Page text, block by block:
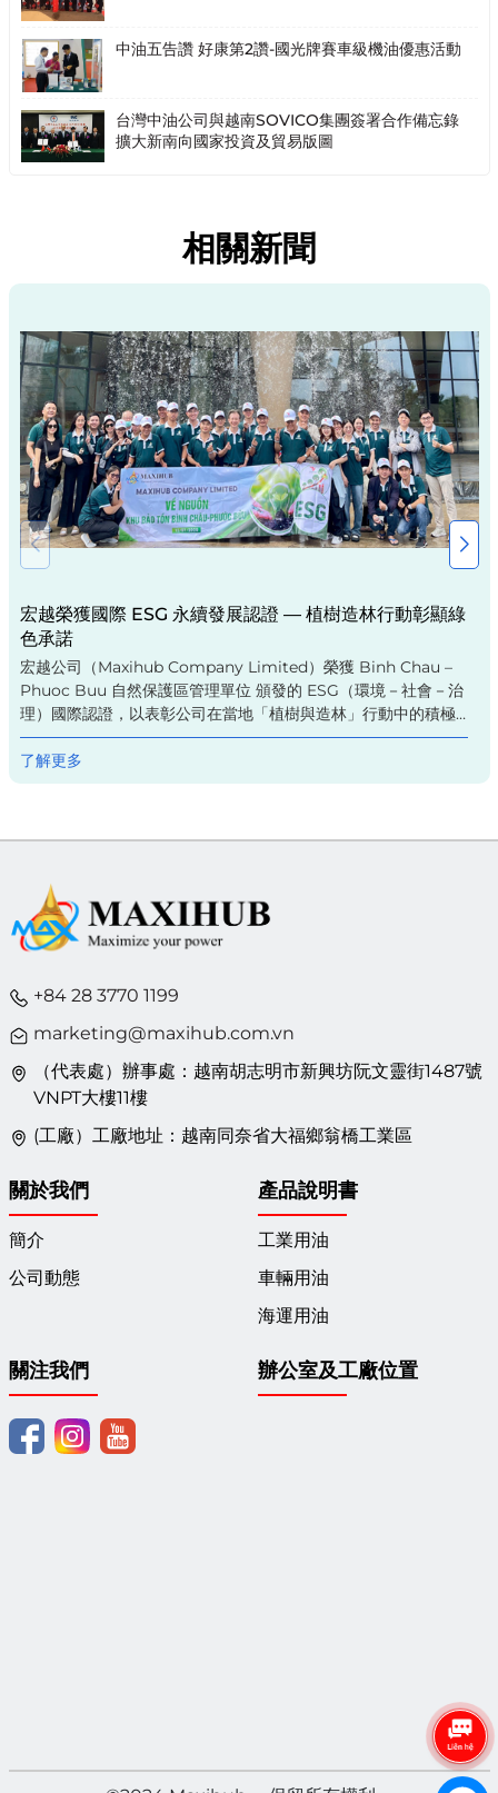
中油五告讚 好康第2讚-國光牌賽車級機油優惠活動
台灣中油公司與越南SOVICO集團簽署合作備忘錄
擴大新南向國家投資及貿易版圖
相關新聞
宏越榮獲國際 ESG 永續發展認證 — 植樹造林行動彰顯綠
色承諾
宏越公司（Maxihub Company Limited）榮獲 Binh Chau –
Phuoc Buu 自然保護區管理單位 頒發的 ESG（環境－社會－治
理）國際認證，以表彰公司在當地「植樹與造林」行動中的積極貢
獻。這一榮譽不僅是宏越在永續發展道路上的重要里程碑，更是對
企業長期致力於環境保護、社會責任與治理透明化的高度肯定。
ESG 是全球公認的永續評估標準，從 環境（Environmental）、
會面向：推行社區關懷與公益計畫，提升員工福利與工作環境，並
凝聚團隊力量積極參與社會服務。 治理面向：恪守道德與法律規
範，強化決策透明度與營運效率，確保企業穩健與永續經營。 對於
隊長期努力的肯定。我們相信，企業的成功不僅取決於利潤，更在
將持續引入綠色科技、推動碳中和，積極培育在地化優秀人才，讓
宏越每一步成長都朝永續發展邁進。」 秉持對永續發展的堅定承
諾，宏越公司將持續肩負企業社會責任，推動產業綠色轉型，與社
會各界攜手共建一個更綠色、公平且繁榮的未來。
了解更多
+84 28 3770 1199
marketing@maxihub.com.vn
（代表處）辦事處：越南胡志明市新興坊阮文靈街1487號
VNPT大樓11樓
(工廠）工廠地址：越南同奈省大福鄉翁橋工業區
關於我們
簡介
公司動態
產品說明書
工業用油
車輛用油
海運用油
關注我們 辦公室及工廠位置